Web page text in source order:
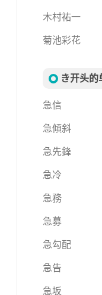
木村祐一
菊池彩花
き开头的
急信
急傾斜
急先鋒
急冷
急務
急募
急勾配
急告
急坂